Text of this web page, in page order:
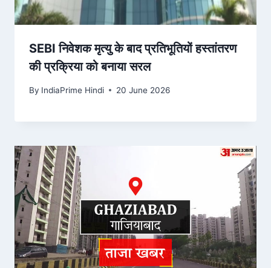
SEBI निवेशक मृत्यु के बाद प्रतिभूतियों हस्तांतरण
की प्रक्रिया को बनाया सरल
By IndiaPrime Hindi 20 June 2026